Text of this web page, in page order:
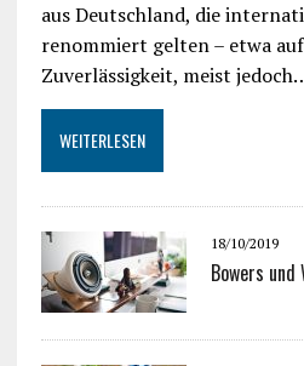
aus Deutschland, die
renommiert gelten – etwa
Zuverlässigkeit, meist
WEITERLESEN
18/10/2019
Bowers